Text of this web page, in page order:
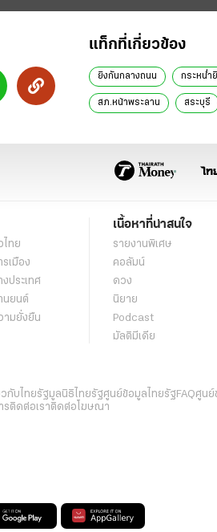
แท็กที่เกี่ยวข้อง
ยิงกันกลางถนน กระหน่ำ
สภ.หน้าพระลาน สระบุรี
ไทย
รเมือง
งประเทศ
นยนต์
ามยั่งยืน
เนื้อหาที่น่าสนใจ
รายงานพิเศษ
คอลัมน์
ดวง
นิยาย
Podcast
มัลติมีเดีย
วกับไทยรัฐมูลนิธิไทยรัฐศูนย์ข้อมูลไทยรัฐFAQศูนย์
รติดต่อเราติดต่อโฆษณา